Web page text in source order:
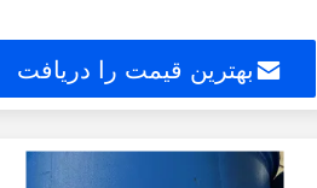
بهترین قیمت را دریافت